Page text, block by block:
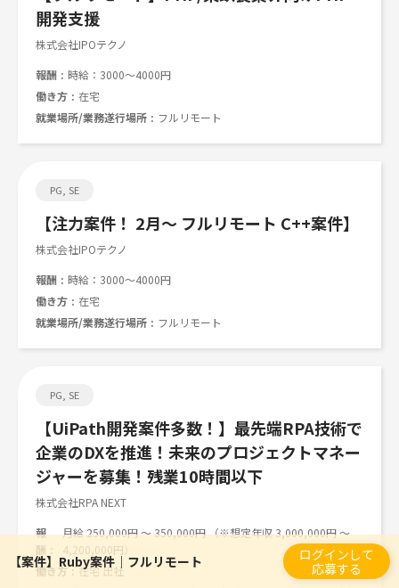
【案件】Ruby案件｜フルリモート
ログインして
応募する
開発支援
株式会社IPOテクノ
報酬
時給：3000～4000円
働き方
在宅
就業場所/業務遂行場所
フルリモート
PG, SE
【注力案件！ 2月～ フルリモート C++案件】
株式会社IPOテクノ
報酬
時給：3000～4000円
働き方
在宅
就業場所/業務遂行場所
フルリモート
PG, SE
【UiPath開発案件多数！】最先端RPA技術で
企業のDXを推進！未来のプロジェクトマネー
ジャーを募集！残業10時間以下
株式会社RPA NEXT
報
酬
月給 250,000円 ～ 350,000円 （※想定年収 3,000,000円 ～
4,200,000円）
働き方
在宅 出社